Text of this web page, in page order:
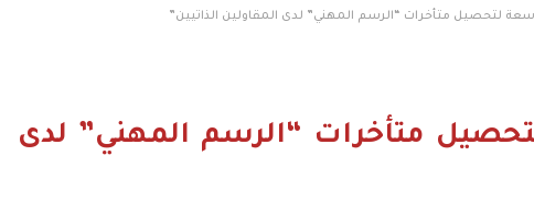
لتحصيل متأخرات “الرسم المهني” لدى المقاولين الذاتيين”
متأخرات “الرسم المهني” لدى